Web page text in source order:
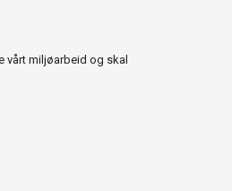
vårt miljøarbeid og skal